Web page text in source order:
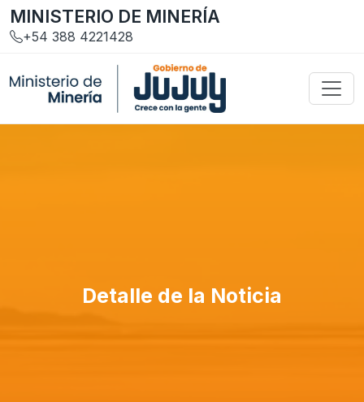
MINISTERIO DE MINERÍA
+54 388 4221428
Detalle de la Noticia